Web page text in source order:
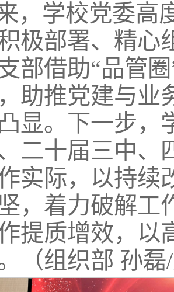
，学校党委高
极部署、精心
部借助“品管
助推党建与业
显。下一步，
二十届三中、
实际，以持续
，着力破解工
提质增效，以
（组织部 孙